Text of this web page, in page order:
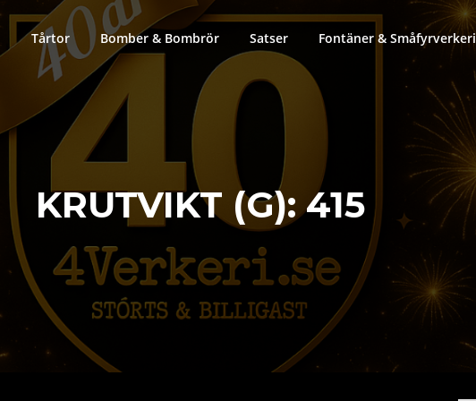
Tårtor Bomber & Bombrör Satser Fontäner & Småfyrverkeri
KRUTVIKT (G):415